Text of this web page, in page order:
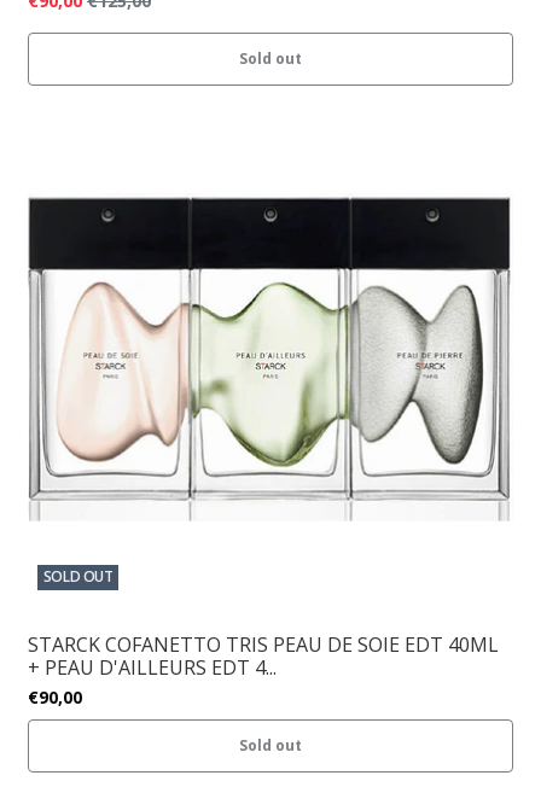
Sold out
SOLD OUT
STARCK COFANETTO TRIS PEAU DE SOIE EDT 40ML
+ PEAU D'AILLEURS EDT 4...
€90,00
Sold out